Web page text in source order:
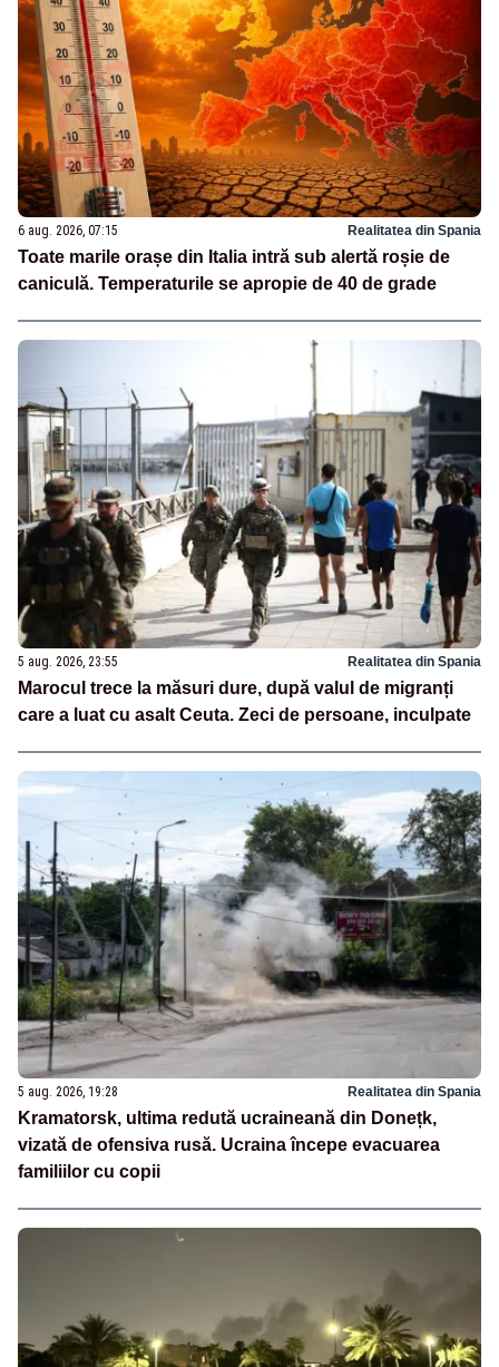
6 aug. 2026, 07:15 Realitatea din Spania
Toate marile orașe din Italia intră sub alertă roșie de
caniculă. Temperaturile se apropie de 40 de grade
5 aug. 2026, 23:55 Realitatea din Spania
Marocul trece la măsuri dure, după valul de migranți
care a luat cu asalt Ceuta. Zeci de persoane, inculpate
5 aug. 2026, 19:28 Realitatea din Spania
Kramatorsk, ultima redută ucraineană din Donețk,
vizată de ofensiva rusă. Ucraina începe evacuarea
familiilor cu copii